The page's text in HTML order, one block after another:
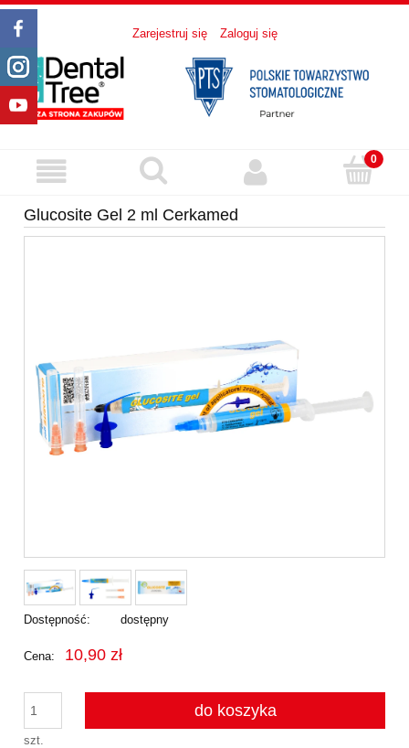
Zarejestruj się Zaloguj się
Glucosite Gel 2 ml Cerkamed
Dostępność: dostępny
Cena: 10,90 zł
szt.
do koszyka